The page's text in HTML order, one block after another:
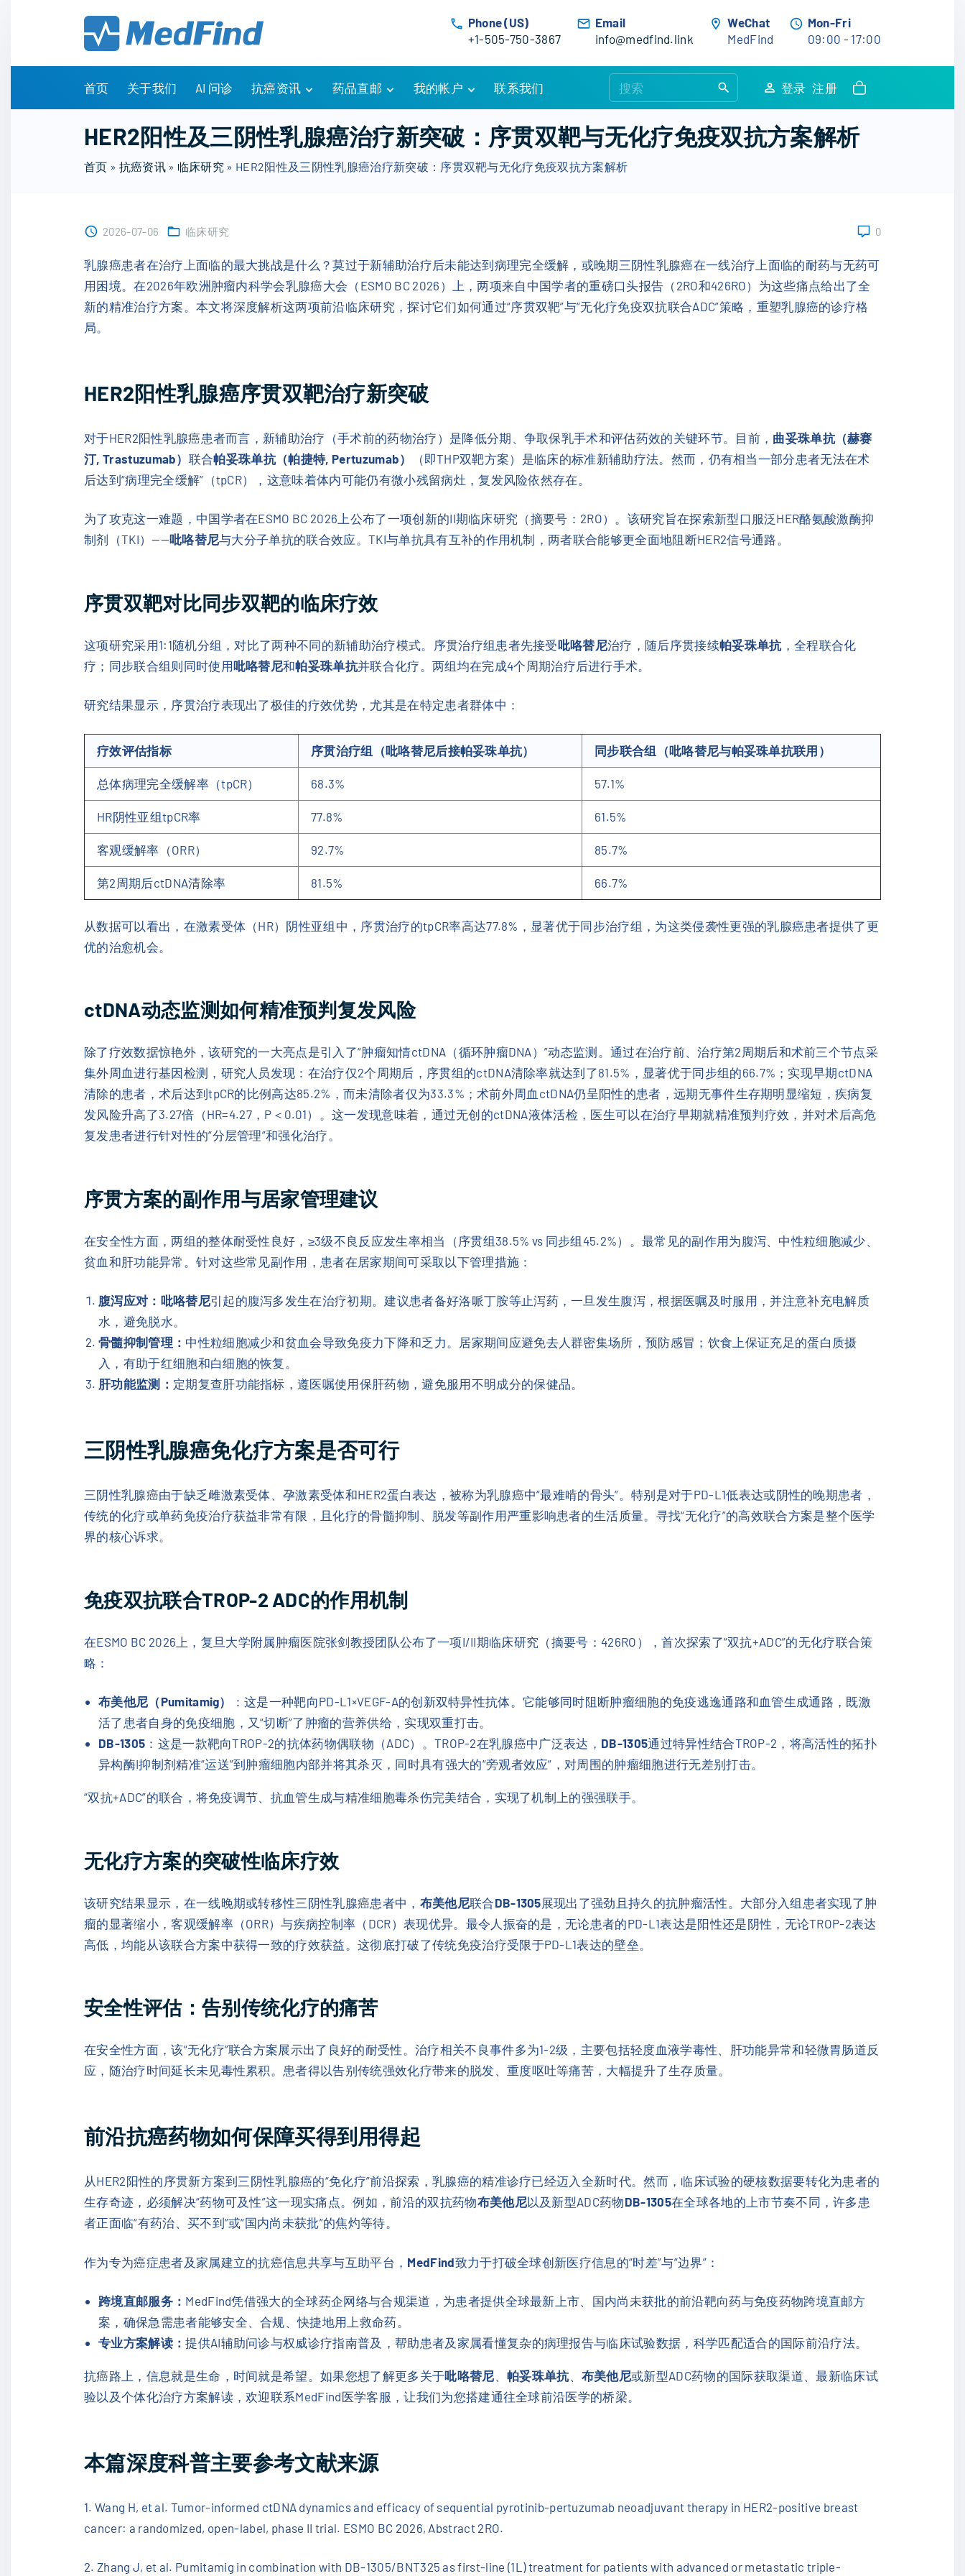
Phone (US)
+1-505-750-3867
Email
info@medfind.link
WeChat
MedFind
Mon-Fri
09:00 - 17:00
首页 关于我们 AI 问诊 抗癌资讯
有问有答
诊疗指南
药物信息
药品直邮
购物车
订单追踪
优惠活动
我的帐户
账户详情
我的订单
联系我们
e
r
:
登录 注册
HER2阳性及三阴性乳腺癌治疗新突破：序贯双靶与无化疗免疫双抗方案解析
首页 » 抗癌资讯» 临床研究 » HER2阳性及三阴性乳腺癌治疗新突破：序贯双靶与无化疗免疫双抗方案解析
2026-07-06 临床研究 0
乳腺癌患者在治疗上面临的最大挑战是什么？莫过于新辅助治疗后未能达到病理完全缓解，或晚期三阴性乳腺癌在一线治疗上面临的耐药与无药可
用困境。在2026年欧洲肿瘤内科学会乳腺癌大会（ESMO BC 2026）上，两项来自中国学者的重磅口头报告（2RO和426RO）为这些痛点给出了全
新的精准治疗方案。本文将深度解析这两项前沿临床研究，探讨它们如何通过“序贯双靶”与“无化疗免疫双抗联合ADC”策略，重塑乳腺癌的诊疗格
局。
HER2阳性乳腺癌序贯双靶治疗新突破
对于HER2阳性乳腺癌患者而言，新辅助治疗（手术前的药物治疗）是降低分期、争取保乳手术和评估药效的关键环节。目前， 曲妥珠单抗（赫赛
汀, Trastuzumab） 联合帕妥珠单抗（帕捷特, Pertuzumab）
（即THP双靶方案）是临床的标准新辅助疗法。然而，仍有相当一部分患者无法在术
后达到“病理完全缓解”（tpCR），这意味着体内可能仍有微小残留病灶，复发风险依然存在。
为了攻克这一难题，中国学者在ESMO BC 2026上公布了一项创新的II期临床研究（摘要号：2RO）。该研究旨在探索新型口服泛HER酪氨酸激酶抑
制剂（TKI）——吡咯替尼与大分子单抗的联合效应。TKI与单抗具有互补的作用机制，两者联合能够更全面地阻断HER2信号通路。
序贯双靶对比同步双靶的临床疗效
这项研究采用1:1随机分组，对比了两种不同的新辅助治疗模式。序贯治疗组患者先接受吡咯替尼治疗，随后序贯接续帕妥珠单抗 ，全程联合化
疗；同步联合组则同时使用吡咯替尼和帕妥珠单抗并联合化疗。两组均在完成4个周期治疗后进行手术。
研究结果显示，序贯治疗表现出了极佳的疗效优势，尤其是在特定患者群体中：
疗效评估指标 序贯治疗组（吡咯替尼后接帕妥珠单抗） 同步联合组（吡咯替尼与帕妥珠单抗联用）
总体病理完全缓解率（tpCR） 68.3% 57.1%
HR阴性亚组tpCR率 77.8% 61.5%
客观缓解率（ORR） 92.7% 85.7%
第2周期后ctDNA清除率 81.5% 66.7%
从数据可以看出，在激素受体（HR）阴性亚组中，序贯治疗的tpCR率高达77.8%，显著优于同步治疗组，为这类侵袭性更强的乳腺癌患者提供了更
优的治愈机会。
ctDNA动态监测如何精准预判复发风险
除了疗效数据惊艳外，该研究的一大亮点是引入了“肿瘤知情ctDNA（循环肿瘤DNA）”动态监测。通过在治疗前、治疗第2周期后和术前三个节点采
集外周血进行基因检测，研究人员发现：在治疗仅2个周期后，序贯组的ctDNA清除率就达到了81.5%，显著优于同步组的66.7%；实现早期ctDNA
清除的患者，术后达到tpCR的比例高达85.2%，而未清除者仅为33.3%；术前外周血ctDNA仍呈阳性的患者，远期无事件生存期明显缩短，疾病复
发风险升高了3.27倍（HR=4.27，P＜0.01）。这一发现意味着，通过无创的ctDNA液体活检，医生可以在治疗早期就精准预判疗效，并对术后高危
复发患者进行针对性的“分层管理”和强化治疗。
序贯方案的副作用与居家管理建议
在安全性方面，两组的整体耐受性良好，≥3级不良反应发生率相当（序贯组38.5% vs 同步组45.2%）。最常见的副作用为腹泻、中性粒细胞减少、
贫血和肝功能异常。针对这些常见副作用，患者在居家期间可采取以下管理措施：
腹泻应对： 吡咯替尼引起的腹泻多发生在治疗初期。建议患者备好洛哌丁胺等止泻药，一旦发生腹泻，根据医嘱及时服用，并注意补充电解质
水，避免脱水。
骨髓抑制管理： 中性粒细胞减少和贫血会导致免疫力下降和乏力。居家期间应避免去人群密集场所，预防感冒；饮食上保证充足的蛋白质摄
入，有助于红细胞和白细胞的恢复。
肝功能监测： 定期复查肝功能指标，遵医嘱使用保肝药物，避免服用不明成分的保健品。
三阴性乳腺癌免化疗方案是否可行
三阴性乳腺癌由于缺乏雌激素受体、孕激素受体和HER2蛋白表达，被称为乳腺癌中“最难啃的骨头”。特别是对于PD-L1低表达或阴性的晚期患者，
传统的化疗或单药免疫治疗获益非常有限，且化疗的骨髓抑制、脱发等副作用严重影响患者的生活质量。寻找“无化疗”的高效联合方案是整个医学
界的核心诉求。
免疫双抗联合TROP-2 ADC的作用机制
在ESMO BC 2026上，复旦大学附属肿瘤医院张剑教授团队公布了一项I/II期临床研究（摘要号：426RO），首次探索了“双抗+ADC”的无化疗联合策
略：
布美他尼（Pumitamig）
：这是一种靶向PD-L1×VEGF-A的创新双特异性抗体。它能够同时阻断肿瘤细胞的免疫逃逸通路和血管生成通路，既激
活了患者自身的免疫细胞，又“切断”了肿瘤的营养供给，实现双重打击。
DB-1305 ：这是一款靶向TROP-2的抗体药物偶联物（ADC）。TROP-2在乳腺癌中广泛表达， DB-1305通过特异性结合TROP-2，将高活性的拓扑
异构酶I抑制剂精准“运送”到肿瘤细胞内部并将其杀灭，同时具有强大的“旁观者效应”，对周围的肿瘤细胞进行无差别打击。
“双抗+ADC”的联合，将免疫调节、抗血管生成与精准细胞毒杀伤完美结合，实现了机制上的强强联手。
无化疗方案的突破性临床疗效
该研究结果显示，在一线晚期或转移性三阴性乳腺癌患者中， 布美他尼联合DB-1305展现出了强劲且持久的抗肿瘤活性。大部分入组患者实现了肿
瘤的显著缩小，客观缓解率（ORR）与疾病控制率（DCR）表现优异。最令人振奋的是，无论患者的PD-L1表达是阳性还是阴性，无论TROP-2表达
高低，均能从该联合方案中获得一致的疗效获益。这彻底打破了传统免疫治疗受限于PD-L1表达的壁垒。
安全性评估：告别传统化疗的痛苦
在安全性方面，该“无化疗”联合方案展示出了良好的耐受性。治疗相关不良事件多为1-2级，主要包括轻度血液学毒性、肝功能异常和轻微胃肠道反
应，随治疗时间延长未见毒性累积。患者得以告别传统强效化疗带来的脱发、重度呕吐等痛苦，大幅提升了生存质量。
前沿抗癌药物如何保障买得到用得起
从HER2阳性的序贯新方案到三阴性乳腺癌的“免化疗”前沿探索，乳腺癌的精准诊疗已经迈入全新时代。然而，临床试验的硬核数据要转化为患者的
生存奇迹，必须解决“药物可及性”这一现实痛点。例如，前沿的双抗药物布美他尼以及新型ADC药物DB-1305在全球各地的上市节奏不同，许多患
者正面临“有药治、买不到”或“国内尚未获批”的焦灼等待。
作为专为癌症患者及家属建立的抗癌信息共享与互助平台， MedFind致力于打破全球创新医疗信息的“时差”与“边界”：
跨境直邮服务： MedFind凭借强大的全球药企网络与合规渠道，为患者提供全球最新上市、国内尚未获批的前沿靶向药与免疫药物跨境直邮方
案，确保急需患者能够安全、合规、快捷地用上救命药。
专业方案解读：提供AI辅助问诊与权威诊疗指南普及，帮助患者及家属看懂复杂的病理报告与临床试验数据，科学匹配适合的国际前沿疗法。
抗癌路上，信息就是生命，时间就是希望。如果您想了解更多关于吡咯替尼、 帕妥珠单抗、 布美他尼或新型ADC药物的国际获取渠道、最新临床试
验以及个体化治疗方案解读，欢迎联系MedFind医学客服，让我们为您搭建通往全球前沿医学的桥梁。
本篇深度科普主要参考文献来源
1. Wang H, et al. Tumor-informed ctDNA dynamics and efficacy of sequential pyrotinib-pertuzumab neoadjuvant therapy in HER2-positive breast
cancer: a randomized, open-label, phase II trial. ESMO BC 2026, Abstract 2RO.
2. Zhang J, et al. Pumitamig in combination with DB-1305/BNT325 as first-line (1L) treatment for patients with advanced or metastatic triple-